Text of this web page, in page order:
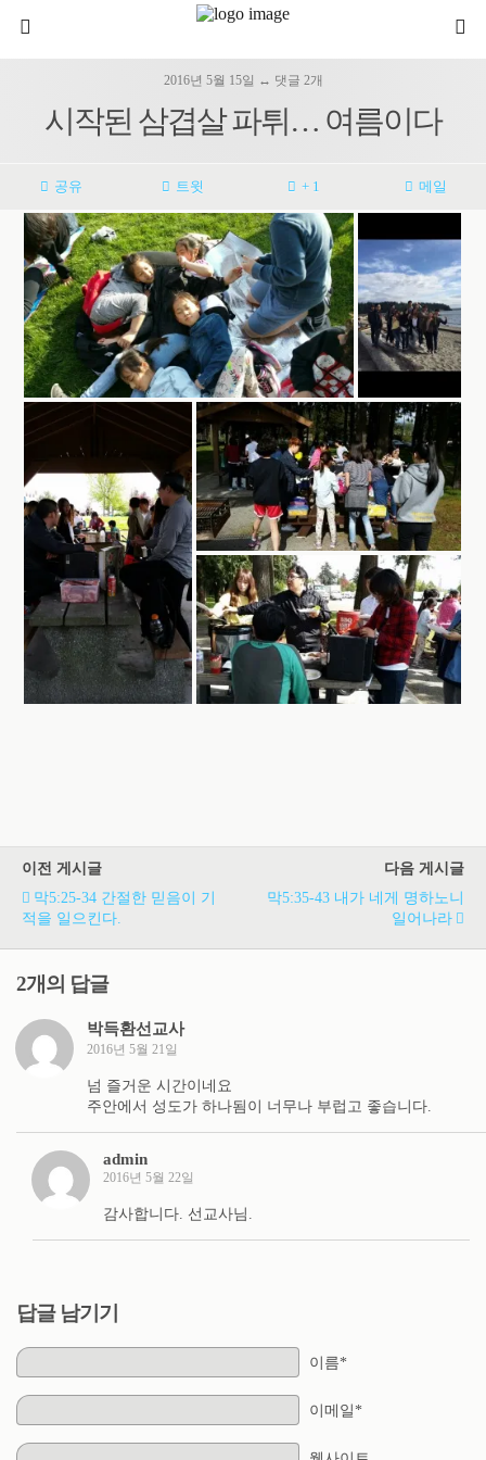
2016년 5월 15일 ↔ 댓글 2개
시작된 삼겹살 파튀… 여름이다
공유 트윗 + 1 메일
이전 게시글
막5:25-34 간절한 믿음이 기
적을 일으킨다.
다음 게시글
막5:35-43 내가 네게 명하노니
일어나라
2개의 답글
박득환선교사
2016년 5월 21일
넘 즐거운 시간이네요
주안에서 성도가 하나됨이 너무나 부럽고 좋습니다.
admin
2016년 5월 22일
감사합니다. 선교사님.
답글 남기기
이름*
이메일*